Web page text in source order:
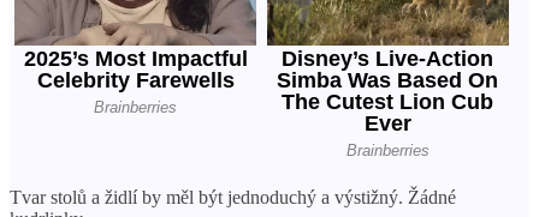
Tvar stolů a židlí by měl být jednoduchý a výstižný. Žádné